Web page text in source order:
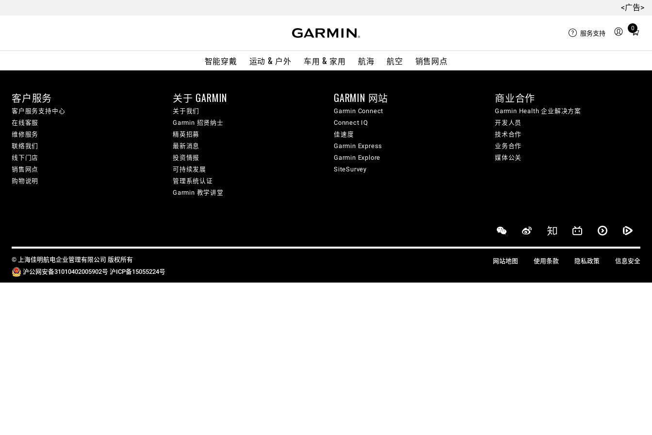
<广告>
智能穿戴 运动 & 户外 车用 & 家用 航海 航空 销售网点
服务支持
0
Total
in
客户服务
客户服务支持中心
在线客服
维修服务
联络我们
线下门店
销售网点
购物说明
关于 GARMIN
关于我们
Garmin 招贤纳士
精英招募
最新消息
投资情报
可持续发展
管理系统认证
Garmin 教学讲堂
GARMIN 网站
Garmin Connect
Connect IQ
佳速度
Garmin Express
Garmin Explore
SiteSurvey
商业合作
Garmin Health 企业解决方案
开发人员
技术合作
业务合作
媒体公关
© 上海佳明航电企业管理有限公司 版权所有
沪公网安备31010402005902号 沪ICP备15055224号
网站地图 使用条款 隐私政策 信息安全